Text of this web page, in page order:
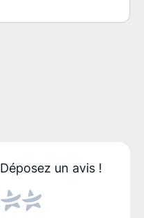
Déposez un avis !